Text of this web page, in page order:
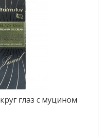
глаз с муцином